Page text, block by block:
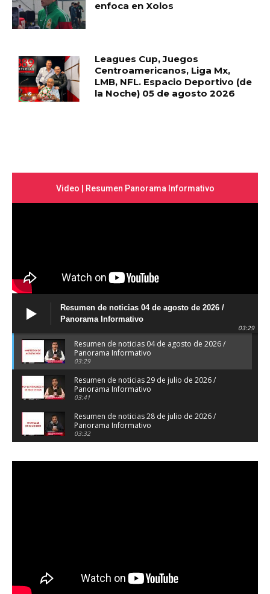
enfoca en Xolos
Leagues Cup, Juegos
Centroamericanos, Liga Mx,
LMB, NFL. Espacio Deportivo (de
la Noche) 05 de agosto 2026
Video | Resumen Panorama Informativo
Resumen de noticias 04 de agosto de 2026 /
Panorama Informativo
03:29
Resumen de noticias 04 de agosto de 2026 /
Panorama Informativo
03:29
Resumen de noticias 29 de julio de 2026 /
Panorama Informativo
03:41
Resumen de noticias 28 de julio de 2026 /
Panorama Informativo
03:32
Panorama Informativo